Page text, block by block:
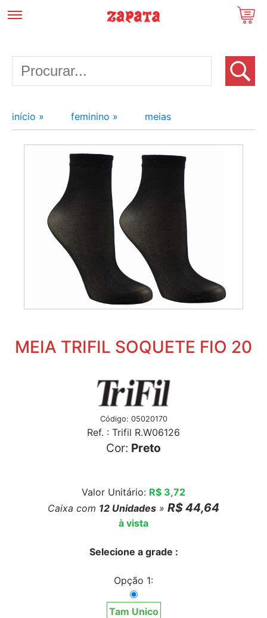
início » feminino » meias
MEIA TRIFIL SOQUETE FIO 20
Código: 05020170
Ref. : Trifil R.W06126
Cor: Preto
Valor Unitário: R$ 3,72
Caixa com 12 Unidades » R$ 44,64
à vista
Selecione a grade :
Opção 1:
Tam Unico